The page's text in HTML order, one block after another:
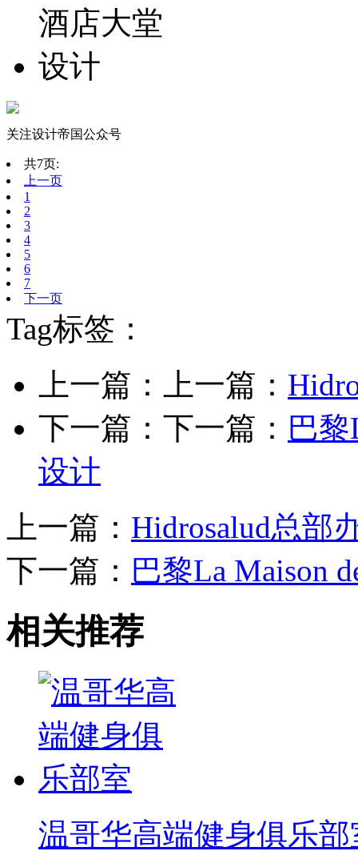
关注设计帝国公众号
共7页:
上一页
1
2
3
4
5
6
7
下一页
Tag标签：
上一篇：上一篇：
下一篇：下一篇： 巴黎
设计
上一篇： Hidrosalud总部
下一篇： 巴黎La Maison
相关推荐
温哥华高端健身俱乐部